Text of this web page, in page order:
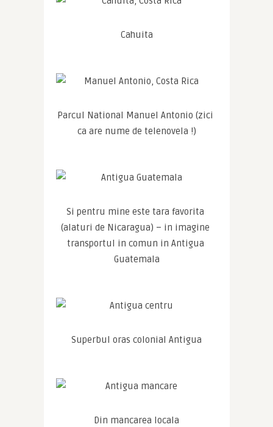
Cahuita
Parcul National Manuel Antonio (zici
ca are nume de telenovela !)
Si pentru mine este tara favorita
(alaturi de Nicaragua) – in imagine
transportul in comun in Antigua
Guatemala
Superbul oras colonial Antigua
Din mancarea locala